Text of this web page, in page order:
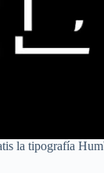
la tipografía